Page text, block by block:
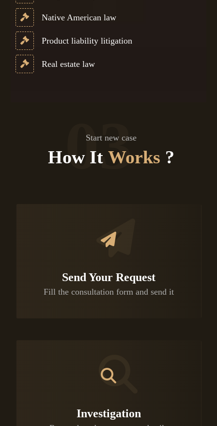
Native American law
Product liability litigation
Real estate law
03
Start new case
How It Works ?
Send Your Request
Fill the consultation form and send it
Investigation